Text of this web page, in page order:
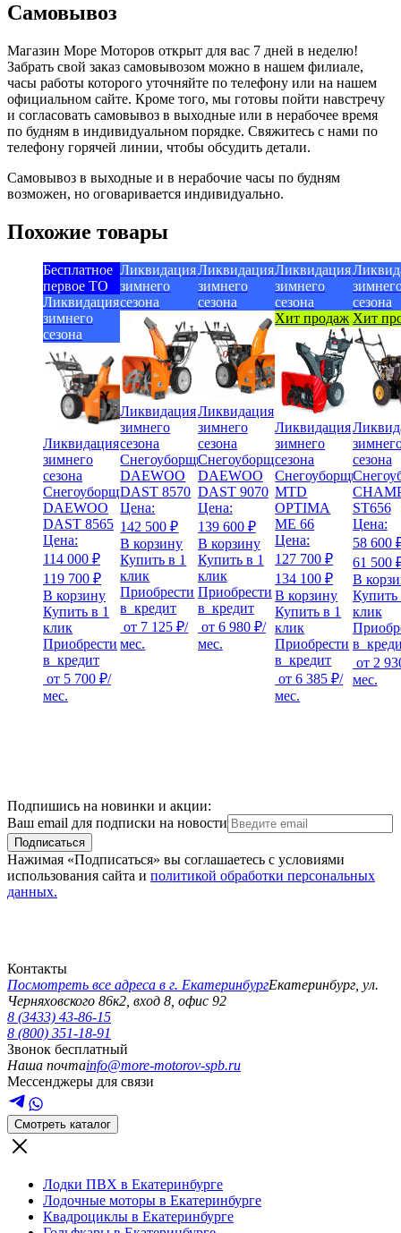
Самовывоз
Магазин Море Моторов открыт для вас 7 дней в неделю!
Забрать свой заказ самовывозом можно в нашем филиале,
часы работы которого уточняйте по телефону или на нашем
официальном сайте. Кроме того, мы готовы пойти навстречу
и согласовать самовывоз в выходные или в нерабочее время
по будням в индивидуальном порядке. Свяжитесь с нами по
телефону горячей линии, чтобы обсудить детали.
Самовывоз в выходные и в нерабочие часы по будням
возможен, но оговаривается индивидуально.
Похожие товары
Бесплатное
первое ТО
Ликвидация
зимнего
сезона
Ликвидация
зимнего
сезона
Снегоуборщик
DAEWOO
DAST 8565
Цена:
114 000 ₽
119 700 ₽
В корзину
Купить в 1
клик
Приобрести
в кредит
от 5 700 ₽/
мес.
Ликвидация
зимнего
сезона
Ликвидация
зимнего
сезона
Снегоуборщик
DAEWOO
DAST 8570
Цена:
142 500 ₽
В корзину
Купить в 1
клик
Приобрести
вкредит
от 7 125 ₽/
мес.
Ликвидация
зимнего
сезона
Ликвидация
зимнего
сезона
Снегоуборщик
DAEWOO
DAST 9070
Цена:
139 600 ₽
В корзину
Купить в 1
клик
Приобрести
в кредит
от 6 980 ₽/
мес.
Ликвидация
зимнего
сезона
Хит продаж
Ликвидация
зимнего
сезона
Снегоуборщик
MTD
OPTIMA
ME 66
Цена:
127 700 ₽
134 100 ₽
В корзину
Купить в 1
клик
Приобрести
вкредит
от 6 385 ₽/
мес.
сезона
Хит
сезона
ST656
Цена:
58 600
61 500
В
Купить
клик
в
от 2
мес.
Подпишись на новинки и акции:
Ваш email для подписки на новости
Подписаться
Нажимая «Подписаться» вы соглашаетесь с условиями
использования сайта и политикой обработки персональных
данных.
Контакты
Посмотреть все адреса в г. ЕкатеринбургЕкатеринбург ул.
Черняховского 86к2, вход 8, офис 92
8 (3433) 43-86-15
8 (800) 351-18-91
Звонок бесплатный
Наша почтаinfo@more-motorov-spb.ru
Мессенджеры для связи
Смотреть каталог
Лодки ПВХ в Екатеринбурге
Лодочные моторы в Екатеринбурге
Квадроциклы в Екатеринбурге